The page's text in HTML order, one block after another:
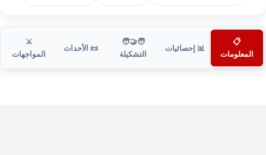
📋
المعلومات
📊 إحصائيات
🧑‍🤝‍🧑
التشكيلة
📜 الأحداث
⚔️
المواجهات